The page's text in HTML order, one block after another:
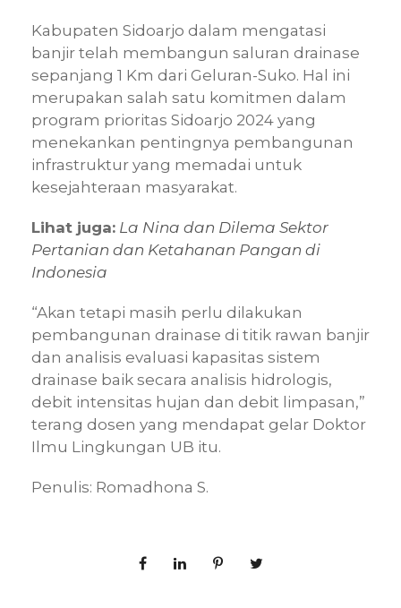
Kabupaten Sidoarjo dalam mengatasi
banjir telah membangun saluran drainase
sepanjang 1 Km dari Geluran-Suko. Hal ini
merupakan salah satu komitmen dalam
program prioritas Sidoarjo 2024 yang
menekankan pentingnya pembangunan
infrastruktur yang memadai untuk
kesejahteraan masyarakat.
Lihat juga: La Nina dan Dilema Sektor
Pertanian dan Ketahanan Pangan di
Indonesia
“Akan tetapi masih perlu dilakukan
pembangunan drainase di titik rawan banjir
dan analisis evaluasi kapasitas sistem
drainase baik secara analisis hidrologis,
debit intensitas hujan dan debit limpasan,”
terang dosen yang mendapat gelar Doktor
Ilmu Lingkungan UB itu.
Penulis: Romadhona S.